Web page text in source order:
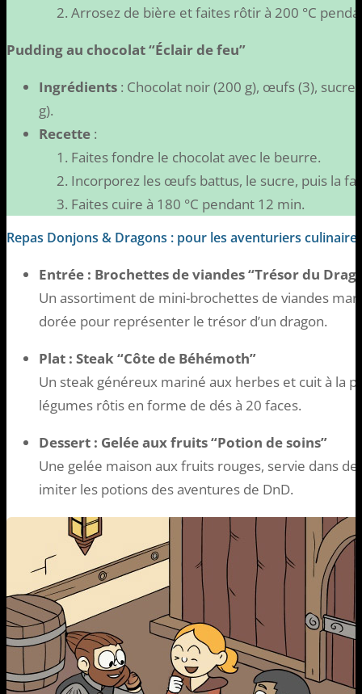
Arrosez de bière et faites rôtir à 200 °C
Pudding au chocolat “Éclair de feu”
Ingrédients : Chocolat noir (200 g), œufs (3),
g).
Recette :
Faites fondre le chocolat avec le beurre.
Incorporez les œufs battus, le sucre, puis la
Faites cuire à 180 °C pendant 12 min.
Repas Donjons & Dragons : pour les aventuriers
Entrée : Brochettes de viandes “Trésor du
Un assortiment de mini-brochettes de viandes
dorée pour représenter le trésor d’un dragon.
Plat : Steak “Côte de Béhémoth”
Un steak généreux mariné aux herbes et cuit à la
légumes rôtis en forme de dés à 20 faces.
Dessert : Gelée aux fruits “Potion de soins”
Une gelée maison aux fruits rouges, servie dans
imiter les potions des aventures de DnD.